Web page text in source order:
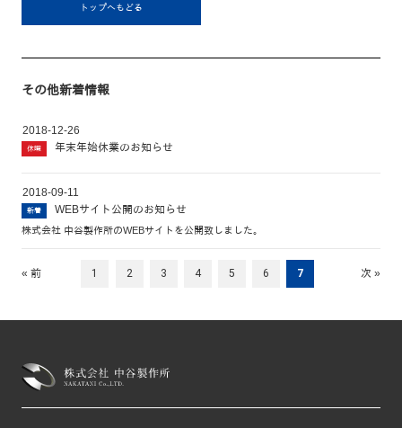
トップへもどる
その他新着情報
2018-12-26
休暇 年末年始休業のお知らせ
2018-09-11
新着 WEBサイト公開のお知らせ
株式会社 中谷製作所のWEBサイトを公開致しました。
« 前 1 2 3 4 5 6 7 次 »